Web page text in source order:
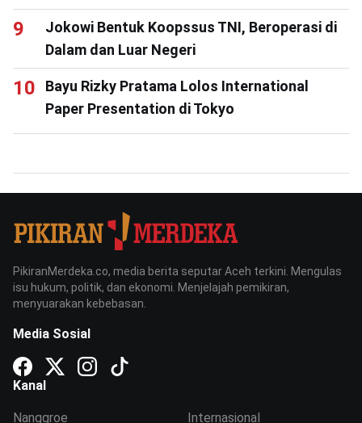
Jokowi Bentuk Koopssus TNI, Beroperasi di
Dalam dan Luar Negeri
Bayu Rizky Pratama Lolos International
Paper Presentation di Tokyo
PikiranMerdeka.co, media berita seputar Aceh terkini. Mengulas
isu hukum, politik, dan ekonomi. Menjelajah pemikiran,
menyuarakan kebebasan.
Media Sosial
Kanal
Nanggroe Internasional